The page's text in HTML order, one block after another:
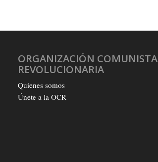
ORGANIZACIÓN COMUNISTA
REVOLUCIONARIA
Quienes somos
Únete a la OCR